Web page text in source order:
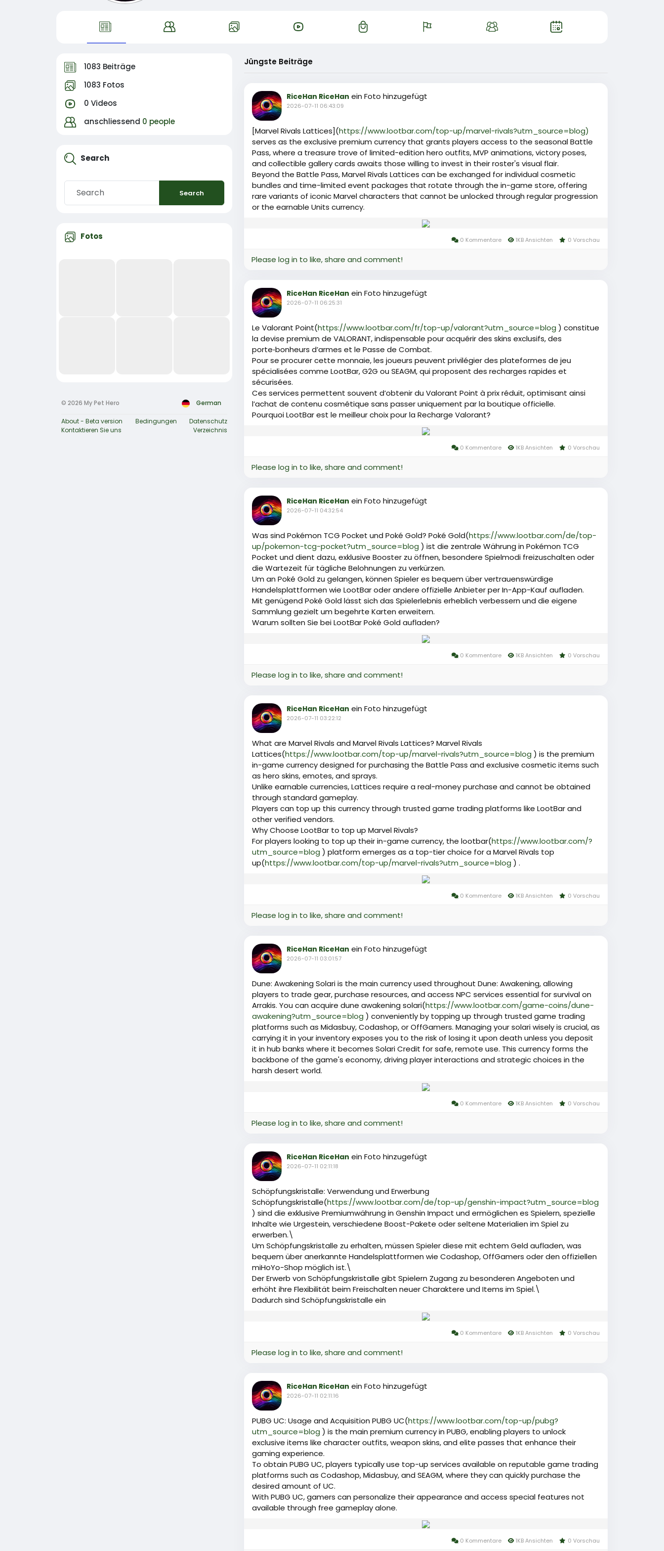
1083 Beiträge
1083 Fotos
0 Videos
anschliessend 0 people
Search
Search
Fotos
© 2026 My Pet Hero German
About - Beta version Bedingungen
Datenschutz
Kontaktieren Sie uns
Verzeichnis
Jüngste Beiträge
RiceHan RiceHan ein Foto hinzugefügt
2026-07-11 06:43:09
[Marvel Rivals Lattices](https://www.lootbar.com/top-up/marvel-rivals?utm_source=blog)
serves as the exclusive premium currency that grants players access to the seasonal Battle
Pass, where a treasure trove of limited-edition hero outfits, MVP animations, victory poses,
and collectible gallery cards awaits those willing to invest in their roster's visual flair.
Beyond the Battle Pass, Marvel Rivals Lattices can be exchanged for individual cosmetic
bundles and time-limited event packages that rotate through the in-game store, offering
rare variants of iconic Marvel characters that cannot be unlocked through regular progression
or the earnable Units currency.
0 Kommentare 1KB Ansichten 0 Vorschau
Please log in to like, share and comment!
RiceHan RiceHan ein Foto hinzugefügt
2026-07-11 06:25:31
Le Valorant Point(https://www.lootbar.com/fr/top-up/valorant?utm_source=blog ) constitue
la devise premium de VALORANT, indispensable pour acquérir des skins exclusifs, des
porte‑bonheurs d’armes et le Passe de Combat.
Pour se procurer cette monnaie, les joueurs peuvent privilégier des plateformes de jeu
spécialisées comme LootBar, G2G ou SEAGM, qui proposent des recharges rapides et
sécurisées.
Ces services permettent souvent d’obtenir du Valorant Point à prix réduit, optimisant ainsi
l’achat de contenu cosmétique sans passer uniquement par la boutique officielle.
Pourquoi LootBar est le meilleur choix pour la Recharge Valorant?
0 Kommentare 1KB Ansichten 0 Vorschau
Please log in to like, share and comment!
RiceHan RiceHan ein Foto hinzugefügt
2026-07-11 04:32:54
Was sind Pokémon TCG Pocket und Poké Gold? Poké Gold(https://www.lootbar.com/de/top-
up/pokemon-tcg-pocket?utm_source=blog ) ist die zentrale Währung in Pokémon TCG
Pocket und dient dazu, exklusive Booster zu öffnen, besondere Spielmodi freizuschalten oder
die Wartezeit für tägliche Belohnungen zu verkürzen.
Um an Poké Gold zu gelangen, können Spieler es bequem über vertrauenswürdige
Handelsplattformen wie LootBar oder andere offizielle Anbieter per In-App-Kauf aufladen.
Mit genügend Poké Gold lässt sich das Spielerlebnis erheblich verbessern und die eigene
Sammlung gezielt um begehrte Karten erweitern.
Warum sollten Sie bei LootBar Poké Gold aufladen?
0 Kommentare 1KB Ansichten 0 Vorschau
Please log in to like, share and comment!
RiceHan RiceHan ein Foto hinzugefügt
2026-07-11 03:22:12
What are Marvel Rivals and Marvel Rivals Lattices? Marvel Rivals
Lattices(https://www.lootbar.com/top-up/marvel-rivals?utm_source=blog ) is the premium
in-game currency designed for purchasing the Battle Pass and exclusive cosmetic items such
as hero skins, emotes, and sprays.
Unlike earnable currencies, Lattices require a real-money purchase and cannot be obtained
through standard gameplay.
Players can top up this currency through trusted game trading platforms like LootBar and
other verified vendors.
Why Choose LootBar to top up Marvel Rivals?
For players looking to top up their in-game currency, the lootbar(https://www.lootbar.com/?
utm_source=blog ) platform emerges as a top-tier choice for a Marvel Rivals top
up(https://www.lootbar.com/top-up/marvel-rivals?utm_source=blog ) .
0 Kommentare 1KB Ansichten 0 Vorschau
Please log in to like, share and comment!
RiceHan RiceHan ein Foto hinzugefügt
2026-07-11 03:01:57
Dune: Awakening Solari is the main currency used throughout Dune: Awakening, allowing
players to trade gear, purchase resources, and access NPC services essential for survival on
Arrakis. You can acquire dune awakening solari(https://www.lootbar.com/game-coins/dune-
awakening?utm_source=blog ) conveniently by topping up through trusted game trading
platforms such as Midasbuy, Codashop, or OffGamers. Managing your solari wisely is crucial, as
carrying it in your inventory exposes you to the risk of losing it upon death unless you deposit
it in hub banks where it becomes Solari Credit for safe, remote use. This currency forms the
backbone of the game's economy, driving player interactions and strategic choices in the
harsh desert world.
0 Kommentare 1KB Ansichten 0 Vorschau
Please log in to like, share and comment!
RiceHan RiceHan ein Foto hinzugefügt
2026-07-11 02:11:18
Schöpfungskristalle: Verwendung und Erwerbung
Schöpfungskristalle(https://www.lootbar.com/de/top-up/genshin-impact?utm_source=blog
) sind die exklusive Premiumwährung in Genshin Impact und ermöglichen es Spielern, spezielle
Inhalte wie Urgestein, verschiedene Boost-Pakete oder seltene Materialien im Spiel zu
erwerben.\
Um Schöpfungskristalle zu erhalten, müssen Spieler diese mit echtem Geld aufladen, was
bequem über anerkannte Handelsplattformen wie Codashop, OffGamers oder den offiziellen
miHoYo-Shop möglich ist.\
Der Erwerb von Schöpfungskristalle gibt Spielern Zugang zu besonderen Angeboten und
erhöht ihre Flexibilität beim Freischalten neuer Charaktere und Items im Spiel.\
Dadurch sind Schöpfungskristalle ein
0 Kommentare 1KB Ansichten 0 Vorschau
Please log in to like, share and comment!
RiceHan RiceHan ein Foto hinzugefügt
2026-07-11 02:11:16
PUBG UC: Usage and Acquisition PUBG UC(https://www.lootbar.com/top-up/pubg?
utm_source=blog ) is the main premium currency in PUBG, enabling players to unlock
exclusive items like character outfits, weapon skins, and elite passes that enhance their
gaming experience.
To obtain PUBG UC, players typically use top-up services available on reputable game trading
platforms such as Codashop, Midasbuy, and SEAGM, where they can quickly purchase the
desired amount of UC.
With PUBG UC, gamers can personalize their appearance and access special features not
available through free gameplay alone.
0 Kommentare 1KB Ansichten 0 Vorschau